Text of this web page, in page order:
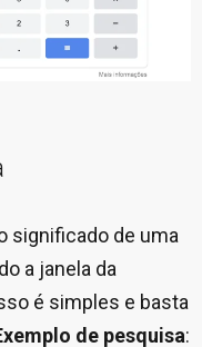
significado de uma
a janela da
é simples e basta
de pesquisa: